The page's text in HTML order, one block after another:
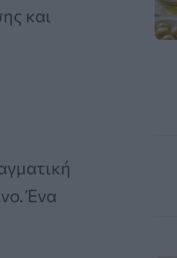
και
Ένα